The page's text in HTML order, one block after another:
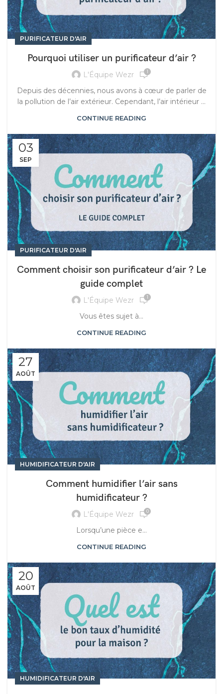
PURIFICATEUR D'AIR
Pourquoi utiliser un purificateur d’air ?
L'Équipe Wezr 1
Depuis des décennies, nous avons à cœur de parler de
la pollution de l’air extérieur. Cependant, l’air intérieur ...
CONTINUE READING
03
SEP
PURIFICATEUR D'AIR
Comment choisir son purificateur d’air ? Le
guide complet
L'Équipe Wezr 1
Vous êtes sujet à...
CONTINUE READING
27
AOÛT
HUMIDIFICATEUR D'AIR
Comment humidifier l’air sans
humidificateur ?
L'Équipe Wezr 0
Lorsqu’une pièce e...
CONTINUE READING
20
AOÛT
HUMIDIFICATEUR D'AIR